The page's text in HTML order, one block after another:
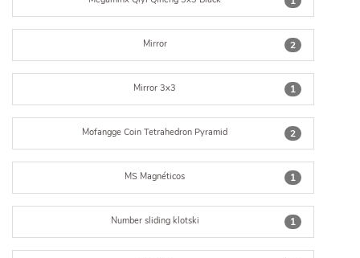
2
Mirror
1
Mirror 3x3
2
Mofangge Coin Tetrahedron Pyramid
1
MS Magnéticos
1
Number sliding klotski